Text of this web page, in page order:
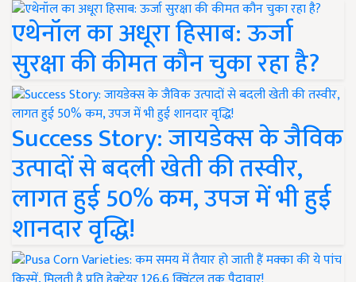
एथेनॉल का अधूरा हिसाब: ऊर्जा
सुरक्षा की कीमत कौन चुका रहा है?
Success Story: जायडेक्स के जैविक
उत्पादों से बदली खेती की तस्वीर,
लागत हुई 50% कम, उपज में भी हुई
शानदार वृद्धि!